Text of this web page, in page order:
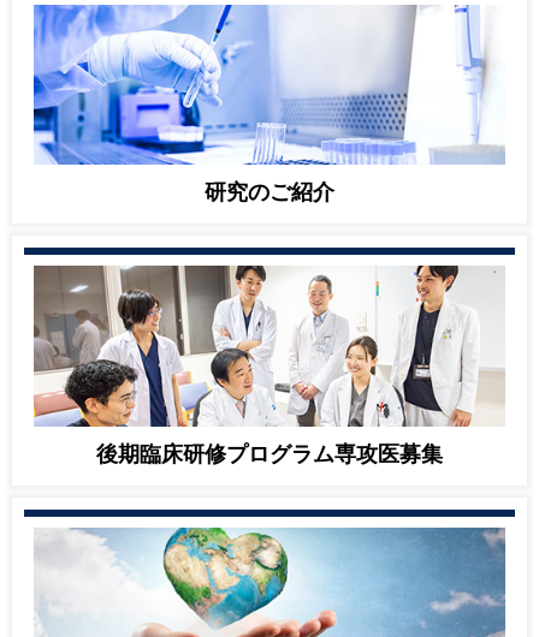
本統合失調症学会学会賞（医学分野）を受賞しました！
2026.02.20治徳 大介 准教授（サイバー精神医学講座）
がNHK総合「あさイチ」（2/17放送）に出演しました。
2026.02.12
当教室の半田剛久先生が、第39回 東京科学
大学医科同窓会 研究奨励賞を受賞しました!
治徳 大介 准教授（サイバー精神医学講座）
2025.12.01
「統合失調症における口腔細菌叢と認知機
能の関連を明らかに」のプレスリリースを東京科学大学か
ら行いました。
2025.11.13 当分野助教の佐々木 祥乃先生が、日本児童
青年精神医学会 研究奨励賞を受賞しました！
2025.10.24
サイバー精神医学講座と株式会社KDDI総合
研究所との共同研究が、第60回日本アルコール・アディク
2025.10.10治徳 大介 准教授（サイバー精神医学講座）
がNHK総合「あしたが変わるトリセツショー」（10/16放
送）に出演しました。
2025.10.01サイバー精神医学講座のHPをリンクしまし
研究のご紹介
後期臨床研修プログラム専攻医募集